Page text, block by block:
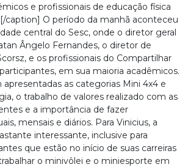
e profissionais de educação física
caption] O período da manhã aconteceu
central do Sesc, onde o diretor geral
Ângelo Fernandes, o diretor de
e os profissionais do Compartilhar
em sua maioria acadêmicos.
apresentadas as categorias Mini 4x4 e
o trabalho de valores realizado com as
e a importância de fazer
mensais e diários. Para Vinicius, a
interessante, inclusive para
que estão no início de suas carreiras
o minivôlei e o miniesporte em